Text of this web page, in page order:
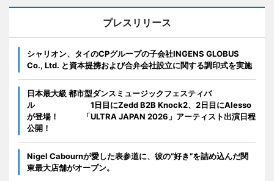
プレスリリース
シャリオン、タイのCPグループの子会社INGENS GLOBUS
Co., Ltd. と資本提携および合弁会社設立に関する調印式を実施
日本最大級 都市型ダンスミュージックフェスティバ
ル 1日目にZedd B2B Knock2、2日目にAlesso
が登場！ 「ULTRA JAPAN 2026」アーティスト出演日程
公開！
Nigel Cabournが愛した表参道に、彼の“好き”を詰め込んだ関
東最大店舗がオープン。